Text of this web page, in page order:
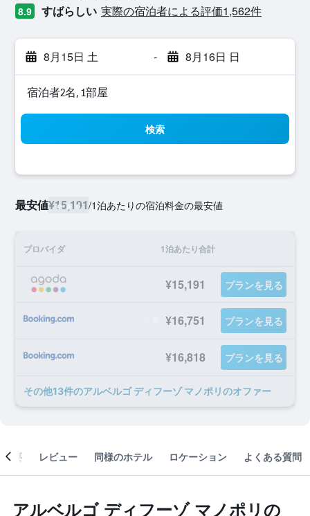
8.9 すばらしい 実際の宿泊者による評価1,562​件
8月15日 土 - 8月16日 日
宿泊者2名, 1​部屋
検索
最安値¥15,191/1泊あたりの宿泊料金の最安値
プロバイダ 1泊あたり合計
¥15,191 プランを見る
¥16,751 プランを見る
¥16,818 プランを見る
​その他13​件のアルベルゴ ディフーゾ マノポリのオファー
概要 レビュー 同様のホテル ロケーション よくある質問
アルベルゴ ディフーゾ マノポリの